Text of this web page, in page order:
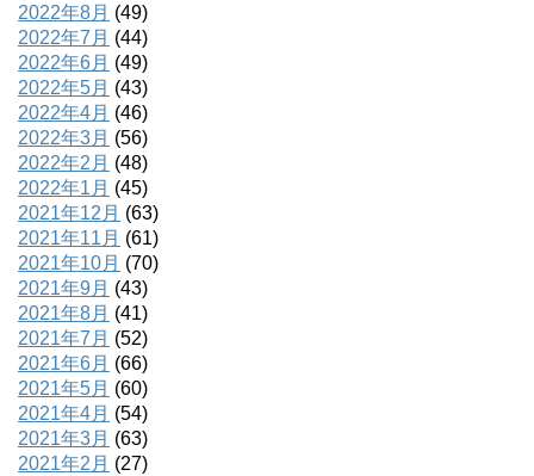
2022年8月 (49)
2022年7月 (44)
2022年6月 (49)
2022年5月 (43)
2022年4月 (46)
2022年3月 (56)
2022年2月 (48)
2022年1月 (45)
2021年12月 (63)
2021年11月 (61)
2021年10月 (70)
2021年9月 (43)
2021年8月 (41)
2021年7月 (52)
2021年6月 (66)
2021年5月 (60)
2021年4月 (54)
2021年3月 (63)
2021年2月 (27)